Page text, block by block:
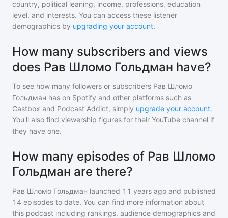
country, political leaning, income, professions, education
level, and interests. You can access these listener
demographics by upgrading your account.
How many subscribers and views
does Рав Шломо Гольдман have?
To see how many followers or subscribers Рав Шломо
Гольдман has on Spotify and other platforms such as
Castbox and Podcast Addict, simply upgrade your account.
You'll also find viewership figures for their YouTube channel if
they have one.
How many episodes of Рав Шломо
Гольдман are there?
Рав Шломо Гольдман launched 11 years ago and published
14 episodes to date. You can find more information about
this podcast including rankings, audience demographics and